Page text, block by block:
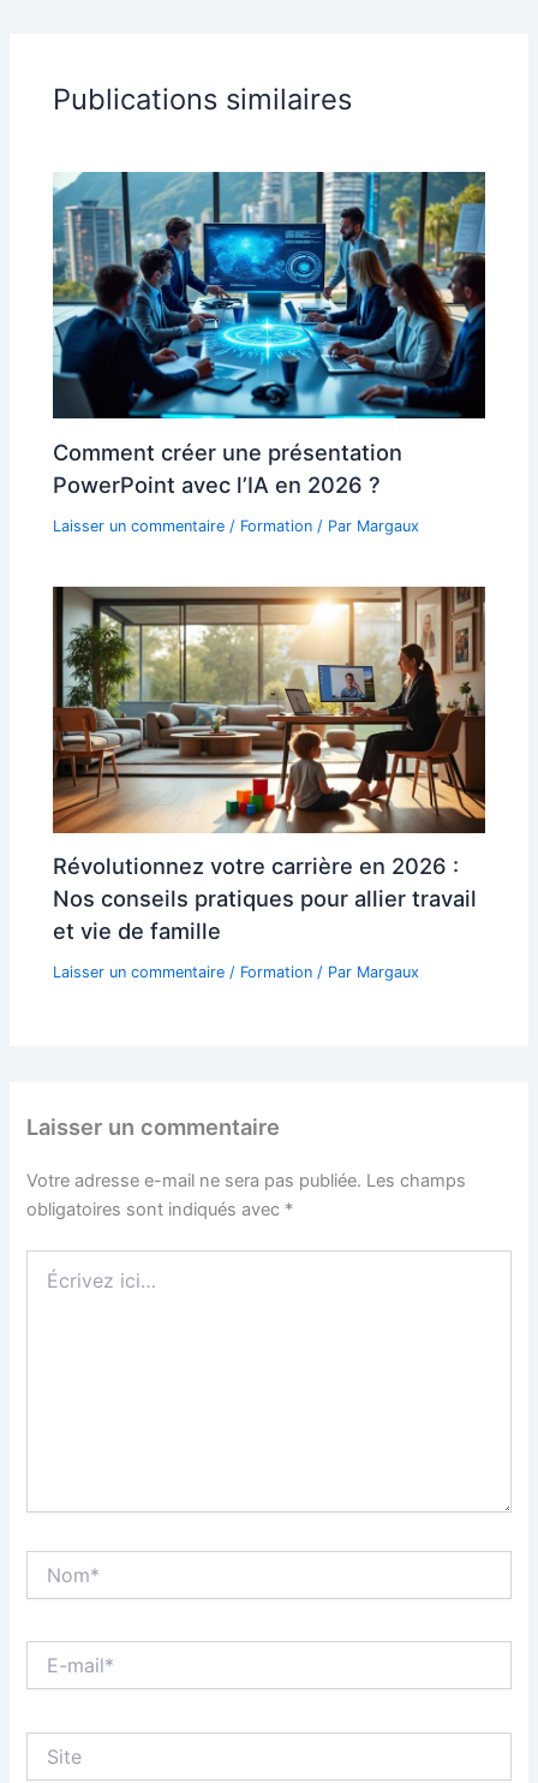
Publications similaires
Comment créer une présentation
PowerPoint avec l’IA en 2026 ?
Laisser un commentaire / Formation / Par Margaux
Révolutionnez votre carrière en 2026 :
Nos conseils pratiques pour allier travail
et vie de famille
Laisser un commentaire / Formation / Par Margaux
Laisser un commentaire
Votre adresse e-mail ne sera pas publiée. Les champs
obligatoires sont indiqués avec *
ici…
mail*